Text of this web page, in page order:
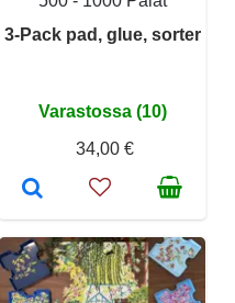
3-Pack pad, glue, sorter
Varastossa (10)
34,00 €